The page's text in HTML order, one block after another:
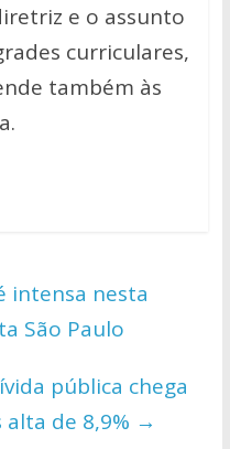
e o assunto
curriculares,
também às
intensa nesta
São Paulo
pública chega
de 8,9% →